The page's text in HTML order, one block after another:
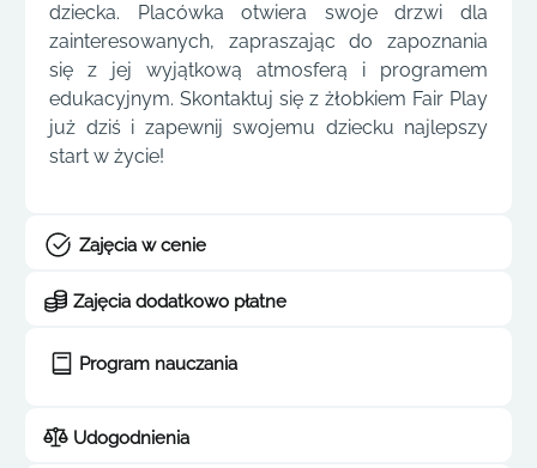
dziecka. Placówka otwiera swoje drzwi dla
zainteresowanych, zapraszając do zapoznania
się z jej wyjątkową atmosferą i programem
edukacyjnym. Skontaktuj się z żłobkiem Fair Play
już dziś i zapewnij swojemu dziecku najlepszy
start w życie!
Zajęcia w cenie
Zajęcia dodatkowo płatne
Program nauczania
Udogodnienia